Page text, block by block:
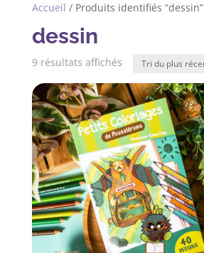
Accueil / Produits identifiés “dessin”
dessin
9 résultats affichésTrié
plus
récent
au
plus
ancien